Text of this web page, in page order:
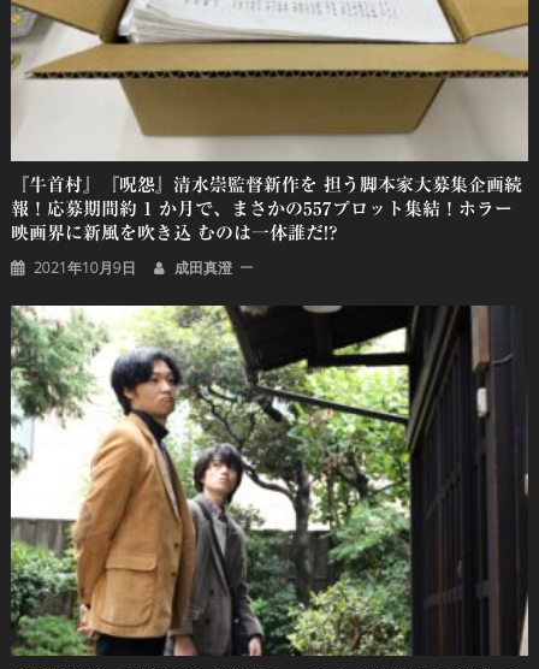
ン
『牛首村』『呪怨』清水崇監督新作を 担う脚本家大募集企画続
報！応募期間約 1 か月で、まさかの557プロット集結！ホラー
映画界に新風を吹き込 むのは一体誰だ!?
2021年10月9日 成田真澄